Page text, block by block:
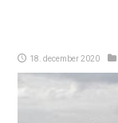
18. december 2020